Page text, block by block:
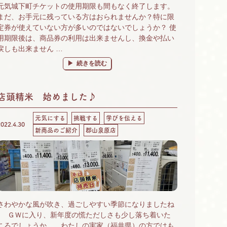
気城下町チケットの使用期限も間もなく終了します。
だ、お手元に残っている方はおられませんか？特に限
券が使えていない方が多いのではないでしょうか？ 使
期限後は、商品券の利用は出来ませんし、換金や払い
しも出来ません …
“元気城下町チケット、間もなく終了です。” の
続きを読む
頭精米 始めました♪
元気にする 挑戦する
学びを伝える
新商品のご紹介
郡山泉原店
わやかな風が吹き、過ごしやすい季節になりましたね
ＧＷに入り、新年度の慌ただしさも少し落ち着いた
ろでしょうか。 わたしの実家（福井県）の方ではも